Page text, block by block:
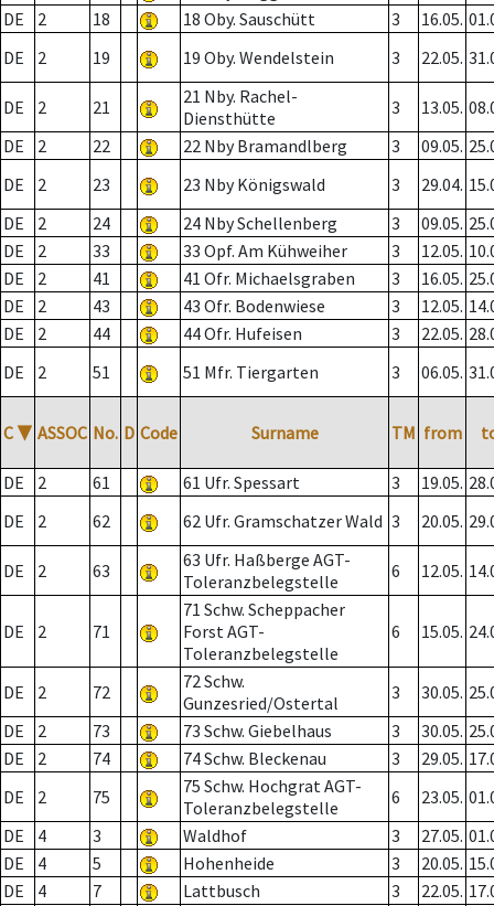
DE
2 18 18 Oby. Sauschütt 3 16.05.
DE
2 19 19 Oby. Wendelstein 3 22.05.
DE 2 21
21 Nby. Rachel-
Diensthütte
3 13.05.
DE
2 22 22 Nby Bramandlberg 3 09.05.
DE
2 23 23 Nby Königswald 3 29.04.
DE
2 24 24 Nby Schellenberg 3 09.05.
DE
2 33 33 Opf. Am Kühweiher 3 12.05.
DE
2 41 41 Ofr. Michaelsgraben 3 16.05.
DE
2 43 43 Ofr. Bodenwiese 3 12.05.
DE
2 44 44 Ofr. Hufeisen 3 22.05.
DE
2 51 51 Mfr. Tiergarten 3 06.05.
C ▼ ASSOC No. D Code Surname TM from
DE 2 61 61 Ufr. Spessart 3 19.05.
DE
2 62 62 Ufr. Gramschatzer Wald 3 20.05.
DE 2 63
63 Ufr. Haßberge AGT-
Toleranzbelegstelle
6 12.05.
DE 2 71
71 Schw. Scheppacher
Forst AGT-
Toleranzbelegstelle
6 15.05.
DE 2 72
72 Schw.
Gunzesried/Ostertal
3 30.05.
DE
2 73 73 Schw. Giebelhaus 3 30.05.
DE
2 74 74 Schw. Bleckenau 3 29.05.
DE
2 75
75 Schw. Hochgrat AGT-
Toleranzbelegstelle
6 23.05.
DE
4 3 Waldhof 3 27.05.
DE
4 5 Hohenheide 3 20.05.
DE
4 7 Lattbusch 3 22.05.